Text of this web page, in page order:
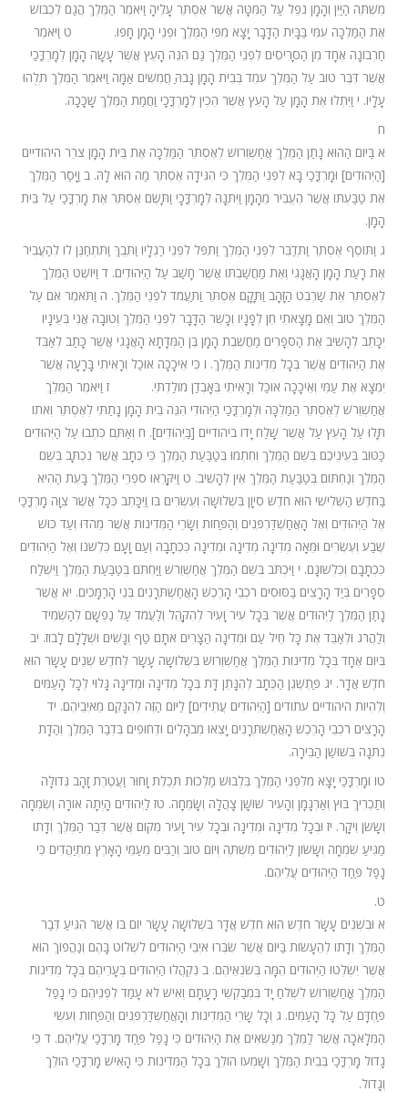
מִשְׁתֵּה הַיַּיִן וְהָמָן נֹפֵל עַל הַמִּטָּה אֲשֶׁר אֶסְתֵּר עָלֶיהָ וַיֹּאמֶר הַמֶּלֶךְ הֲגַם לִכְבּוֹשׁ
אֶת הַמַּלְכָּה עִמִּי בַּבָּיִת הַדָּבָר יָצָא מִפִּי הַמֶּלֶךְ וּפְנֵי הָמָן חָפוּ. ט וַיֹּאמֶר
חַרְבוֹנָה אֶחָד מִן הַסָּרִיסִים לִפְנֵי הַמֶּלֶךְ גַּם הִנֵּה הָעֵץ אֲשֶׁר עָשָׂה הָמָן לְמָרְדֳּכַי
אֲשֶׁר דִּבֶּר טוֹב עַל הַמֶּלֶךְ עֹמֵד בְּבֵית הָמָן גָּבֹהַּ חֲמִשִּׁים אַמָּה וַיֹּאמֶר הַמֶּלֶךְ תְּלֻהוּ
עָלָיו. י וַיִּתְלוּ אֶת הָמָן עַל הָעֵץ אֲשֶׁר הֵכִין לְמָרְדֳּכָי וַחֲמַת הַמֶּלֶךְ שָׁכָכָה.
ח
א בַּיּוֹם הַהוּא נָתַן הַמֶּלֶךְ אֲחַשְׁוֵרוֹשׁ לְאֶסְתֵּר הַמַּלְכָּה אֶת בֵּית הָמָן צֹרֵר היהודיים
[הַיְּהוּדִים] וּמָרְדֳּכַי בָּא לִפְנֵי הַמֶּלֶךְ כִּי הִגִּידָה אֶסְתֵּר מַה הוּא לָהּ. ב וַיָּסַר הַמֶּלֶךְ
אֶת טַבַּעְתּוֹ אֲשֶׁר הֶעֱבִיר מֵהָמָן וַיִּתְּנָהּ לְמָרְדֳּכָי וַתָּשֶׂם אֶסְתֵּר אֶת מָרְדֳּכַי עַל בֵּית
הָמָן.
ג וַתּוֹסֶף אֶסְתֵּר וַתְּדַבֵּר לִפְנֵי הַמֶּלֶךְ וַתִּפֹּל לִפְנֵי רַגְלָיו וַתֵּבְךְּ וַתִּתְחַנֶּן לוֹ לְהַעֲבִיר
אֶת רָעַת הָמָן הָאֲגָגִי וְאֵת מַחֲשַׁבְתּוֹ אֲשֶׁר חָשַׁב עַל הַיְּהוּדִים. ד וַיּוֹשֶׁט הַמֶּלֶךְ
לְאֶסְתֵּר אֵת שַׁרְבִט הַזָּהָב וַתָּקָם אֶסְתֵּר וַתַּעֲמֹד לִפְנֵי הַמֶּלֶךְ. ה וַתֹּאמֶר אִם עַל
הַמֶּלֶךְ טוֹב וְאִם מָצָאתִי חֵן לְפָנָיו וְכָשֵׁר הַדָּבָר לִפְנֵי הַמֶּלֶךְ וְטוֹבָה אֲנִי בְּעֵינָיו
יִכָּתֵב לְהָשִׁיב אֶת הַסְּפָרִים מַחֲשֶׁבֶת הָמָן בֶּן הַמְּדָתָא הָאֲגָגִי אֲשֶׁר כָּתַב לְאַבֵּד
אֶת הַיְּהוּדִים אֲשֶׁר בְּכָל מְדִינוֹת הַמֶּלֶךְ. ו כִּי אֵיכָכָה אוּכַל וְרָאִיתִי בָּרָעָה אֲשֶׁר
יִמְצָא אֶת עַמִּי וְאֵיכָכָה אוּכַל וְרָאִיתִי בְּאָבְדַן מוֹלַדְתִּי. ז וַיֹּאמֶר הַמֶּלֶךְ
אֲחַשְׁוֵרֹשׁ לְאֶסְתֵּר הַמַּלְכָּה וּלְמָרְדֳּכַי הַיְּהוּדִי הִנֵּה בֵית הָמָן נָתַתִּי לְאֶסְתֵּר וְאֹתוֹ
תָּלוּ עַל הָעֵץ עַל אֲשֶׁר שָׁלַח יָדוֹ ביהודיים [בַּיְּהוּדִים]. ח וְאַתֶּם כִּתְבוּ עַל הַיְּהוּדִים
כַּטּוֹב בְּעֵינֵיכֶם בְּשֵׁם הַמֶּלֶךְ וְחִתְמוּ בְּטַבַּעַת הַמֶּלֶךְ כִּי כְתָב אֲשֶׁר נִכְתָּב בְּשֵׁם
הַמֶּלֶךְ וְנַחְתּוֹם בְּטַבַּעַת הַמֶּלֶךְ אֵין לְהָשִׁיב. ט וַיִּקָּרְאוּ סֹפְרֵי הַמֶּלֶךְ בָּעֵת הַהִיא
בַּחֹדֶשׁ הַשְּׁלִישִׁי הוּא חֹדֶשׁ סִיוָן בִּשְׁלוֹשָׁה וְעֶשְׂרִים בּוֹ וַיִּכָּתֵב כְּכָל אֲשֶׁר צִוָּה מָרְדֳּכַי
אֶל הַיְּהוּדִים וְאֶל הָאֲחַשְׁדַּרְפְּנִים וְהַפַּחוֹת וְשָׂרֵי הַמְּדִינוֹת אֲשֶׁר מֵהֹדּוּ וְעַד כּוּשׁ
שֶׁבַע וְעֶשְׂרִים וּמֵאָה מְדִינָה מְדִינָה וּמְדִינָה כִּכְתָבָהּ וְעַם וָעָם כִּלְשֹׁנוֹ וְאֶל הַיְּהוּדִים
כִּכְתָבָם וְכִלְשׁוֹנָם. י וַיִּכְתֹּב בְּשֵׁם הַמֶּלֶךְ אֲחַשְׁוֵרֹשׁ וַיַּחְתֹּם בְּטַבַּעַת הַמֶּלֶךְ וַיִּשְׁלַח
סְפָרִים בְּיַד הָרָצִים בַּסּוּסִים רֹכְבֵי הָרֶכֶשׁ הָאֲחַשְׁתְּרָנִים בְּנֵי הָרַמָּכִים. יא אֲשֶׁר
נָתַן הַמֶּלֶךְ לַיְּהוּדִים אֲשֶׁר בְּכָל עִיר וָעִיר לְהִקָּהֵל וְלַעֲמֹד עַל נַפְשָׁם לְהַשְׁמִיד
וְלַהֲרֹג וּלְאַבֵּד אֶת כָּל חֵיל עַם וּמְדִינָה הַצָּרִים אֹתָם טַף וְנָשִׁים וּשְׁלָלָם לָבוֹז. יב
בְּיוֹם אֶחָד בְּכָל מְדִינוֹת הַמֶּלֶךְ אֲחַשְׁוֵרוֹשׁ בִּשְׁלוֹשָׁה עָשָׂר לְחֹדֶשׁ שְׁנֵים עָשָׂר הוּא
חֹדֶשׁ אֲדָר. יג פַּתְשֶׁגֶן הַכְּתָב לְהִנָּתֵן דָּת בְּכָל מְדִינָה וּמְדִינָה גָּלוּי לְכָל הָעַמִּים
וְלִהְיוֹת היהודיים עתודים [הַיְּהוּדִים עֲתִידִים] לַיּוֹם הַזֶּה לְהִנָּקֵם מֵאֹיְבֵיהֶם. יד
הָרָצִים רֹכְבֵי הָרֶכֶשׁ הָאֲחַשְׁתְּרָנִים יָצְאוּ מְבֹהָלִים וּדְחוּפִים בִּדְבַר הַמֶּלֶךְ וְהַדָּת
נִתְּנָה בְּשׁוּשַׁן הַבִּירָה.
טו וּמָרְדֳּכַי יָצָא מִלִּפְנֵי הַמֶּלֶךְ בִּלְבוּשׁ מַלְכוּת תְּכֵלֶת וָחוּר וַעֲטֶרֶת זָהָב גְּדוֹלָה
וְתַכְרִיךְ בּוּץ וְאַרְגָּמָן וְהָעִיר שׁוּשָׁן צָהֲלָה וְשָׂמֵחָה. טז לַיְּהוּדִים הָיְתָה אוֹרָה וְשִׂמְחָה
וְשָׂשֹׂן וִיקָר. יז וּבְכָל מְדִינָה וּמְדִינָה וּבְכָל עִיר וָעִיר מְקוֹם אֲשֶׁר דְּבַר הַמֶּלֶךְ וְדָתוֹ
מַגִּיעַ שִׂמְחָה וְשָׂשׂוֹן לַיְּהוּדִים מִשְׁתֶּה וְיוֹם טוֹב וְרַבִּים מֵעַמֵּי הָאָרֶץ מִתְיַהֲדִים כִּי
נָפַל פַּחַד הַיְּהוּדִים עֲלֵיהֶם.
ט.
א וּבִשְׁנֵים עָשָׂר חֹדֶשׁ הוּא חֹדֶשׁ אֲדָר בִּשְׁלוֹשָׁה עָשָׂר יוֹם בּוֹ אֲשֶׁר הִגִּיעַ דְּבַר
הַמֶּלֶךְ וְדָתוֹ לְהֵעָשׂוֹת בַּיּוֹם אֲשֶׁר שִׂבְּרוּ אֹיְבֵי הַיְּהוּדִים לִשְׁלוֹט בָּהֶם וְנַהֲפוֹךְ הוּא
אֲשֶׁר יִשְׁלְטוּ הַיְּהוּדִים הֵמָּה בְּשֹׂנְאֵיהֶם. ב נִקְהֲלוּ הַיְּהוּדִים בְּעָרֵיהֶם בְּכָל מְדִינוֹת
הַמֶּלֶךְ אֳחַשְׁוֵרוֹשׁ לִשְׁלֹחַ יָד בִּמְבַקְשֵׁי רָעָתָם וְאִישׁ לֹא עָמַד לִפְנֵיהֶם כִּי נָפַל
פַּחְדָּם עַל כָּל הָעַמִּים. ג וְכָל שָׂרֵי הַמְּדִינוֹת וְהָאֲחַשְׁדַּרְפְּנִים וְהַפַּחוֹת וְעֹשֵׂי
הַמְּלָאכָה אֲשֶׁר לַמֶּלֶךְ מְנַשְּׂאִים אֶת הַיְּהוּדִים כִּי נָפַל פַּחַד מָרְדֳּכַי עֲלֵיהֶם. ד כִּי
גָדוֹל מָרְדֳּכַי בְּבֵית הַמֶּלֶךְ וְשָׁמְעוֹ הוֹלֵךְ בְּכָל הַמְּדִינוֹת כִּי הָאִישׁ מָרְדֳּכַי הוֹלֵךְ
וְגָדוֹל.